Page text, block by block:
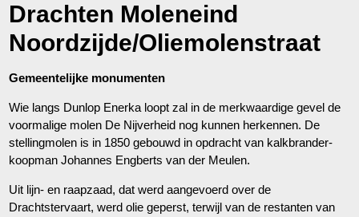
Drachten Moleneind
Noordzijde/Oliemolenstraat
Gemeentelijke monumenten
Wie langs Dunlop Enerka loopt zal in de merkwaardige gevel de
voormalige molen De Nijverheid nog kunnen herkennen. De
stellingmolen is in 1850 gebouwd in opdracht van kalkbrander-
koopman Johannes Engberts van der Meulen.
Uit lijn- en raapzaad, dat werd aangevoerd over de
Drachtstervaart, werd olie geperst, terwijl van de restanten van